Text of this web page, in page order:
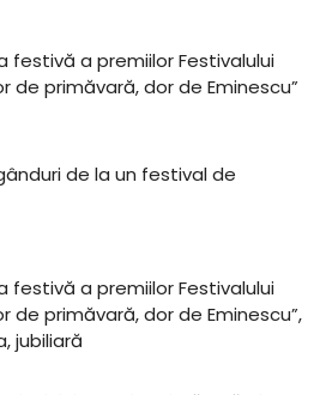
festivă a premiilor Festivalului
de primăvară, dor de Eminescu”
de la un festival de
festivă a premiilor Festivalului
de primăvară, dor de Eminescu”,
jubiliară